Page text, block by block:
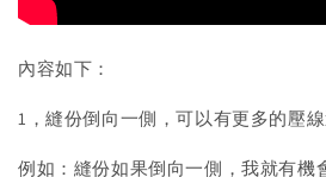
內容如下：
1，縫份倒向一側，可以有更多的壓線
例如：縫份如果倒向一側，我就有機